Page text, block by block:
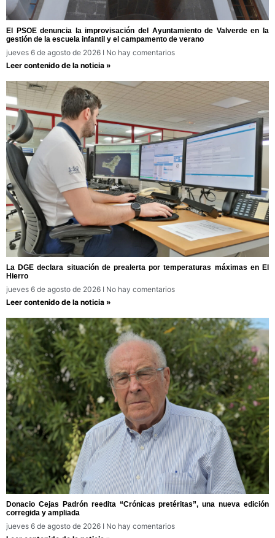
El PSOE denuncia la improvisación del Ayuntamiento de Valverde en la
gestión de la escuela infantil y el campamento de verano
jueves 6 de agosto de 2026
No hay comentarios
Leer contenido de la noticia »
La DGE declara situación de prealerta por temperaturas máximas en El
Hierro
jueves 6 de agosto de 2026
No hay comentarios
Leer contenido de la noticia »
Donacio Cejas Padrón reedita “Crónicas pretéritas”, una nueva edición
corregida y ampliada
jueves 6 de agosto de 2026
No hay comentarios